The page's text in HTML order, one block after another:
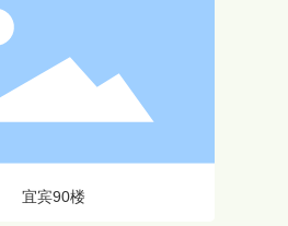
宜宾90楼